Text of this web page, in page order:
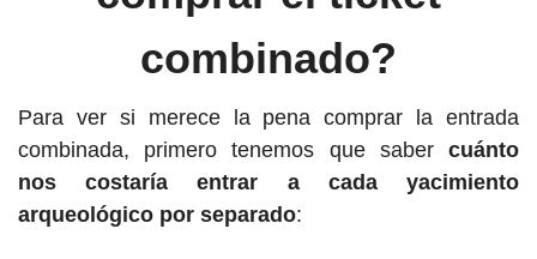
combinado?
Para ver si merece la pena comprar la entrada
combinada, primero tenemos que saber cuánto
nos costaría entrar a cada yacimiento
arqueológico por separado: